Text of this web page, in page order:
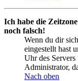
Ich habe die
noch falsch!
Wenn du dir
eingestellt hast
Uhr des
Administrator,
Nach oben